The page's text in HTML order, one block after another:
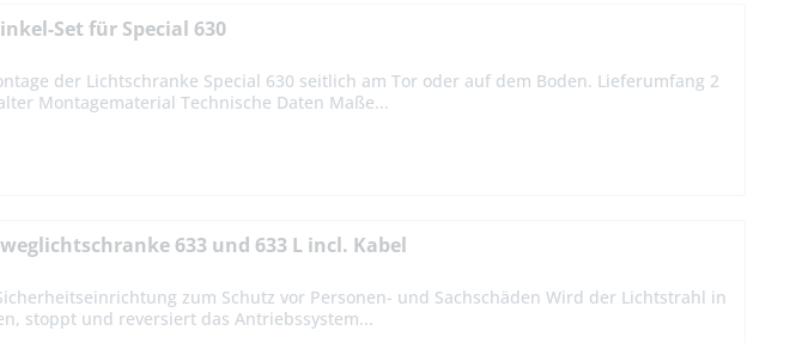
Set für Special 630
der Lichtschranke Special 630 seitlich am Tor oder auf dem Boden. Lieferumfang 2
Montagematerial Technische Daten Maße...
633 und 633 L incl. Kabel
zum Schutz vor Personen- und Sachschäden Wird der Lichtstrahl in
stoppt und reversiert das Antriebssystem...